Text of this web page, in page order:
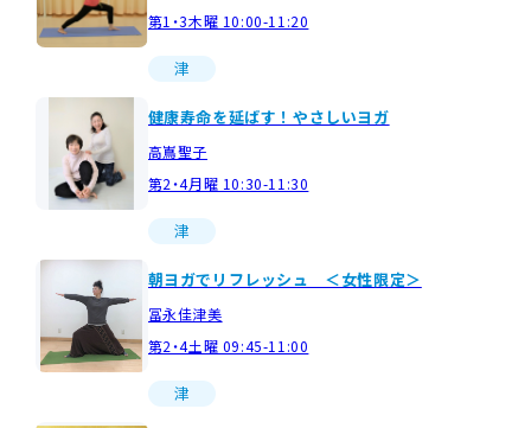
第1・3木曜 10:00-11:20
津
健康寿命を延ばす！やさしいヨガ
高嶌聖子
第2・4月曜 10:30-11:30
津
朝ヨガでリフレッシュ ＜女性限定＞
冨永佳津美
第2・4土曜 09:45-11:00
津